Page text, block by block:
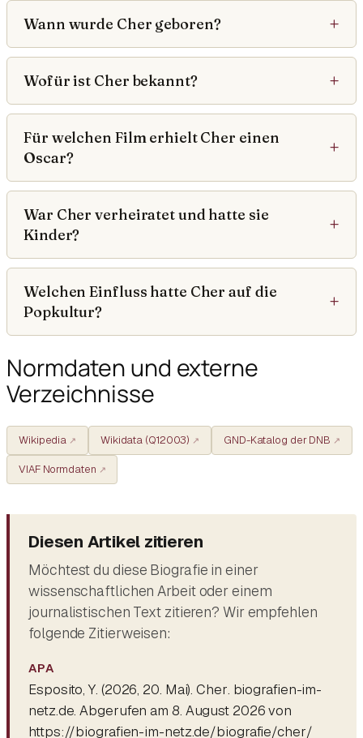
Wann wurde Cher geboren?
Wofür ist Cher bekannt?
Für welchen Film erhielt Cher einen
Oscar?
War Cher verheiratet und hatte sie
Kinder?
Welchen Einfluss hatte Cher auf die
Popkultur?
Normdaten und externe
Verzeichnisse
Wikipedia Wikidata (Q12003) GND-Katalog der DNB
VIAF Normdaten
Diesen Artikel zitieren
Möchtest du diese Biografie in einer
wissenschaftlichen Arbeit oder einem
journalistischen Text zitieren? Wir empfehlen
folgende Zitierweisen:
APA
Esposito, Y. (2026, 20. Mai).Cher. biografien-im-
netz.de. Abgerufen am 8. August 2026 von
https://biografien-im-netz.de/biografie/cher/